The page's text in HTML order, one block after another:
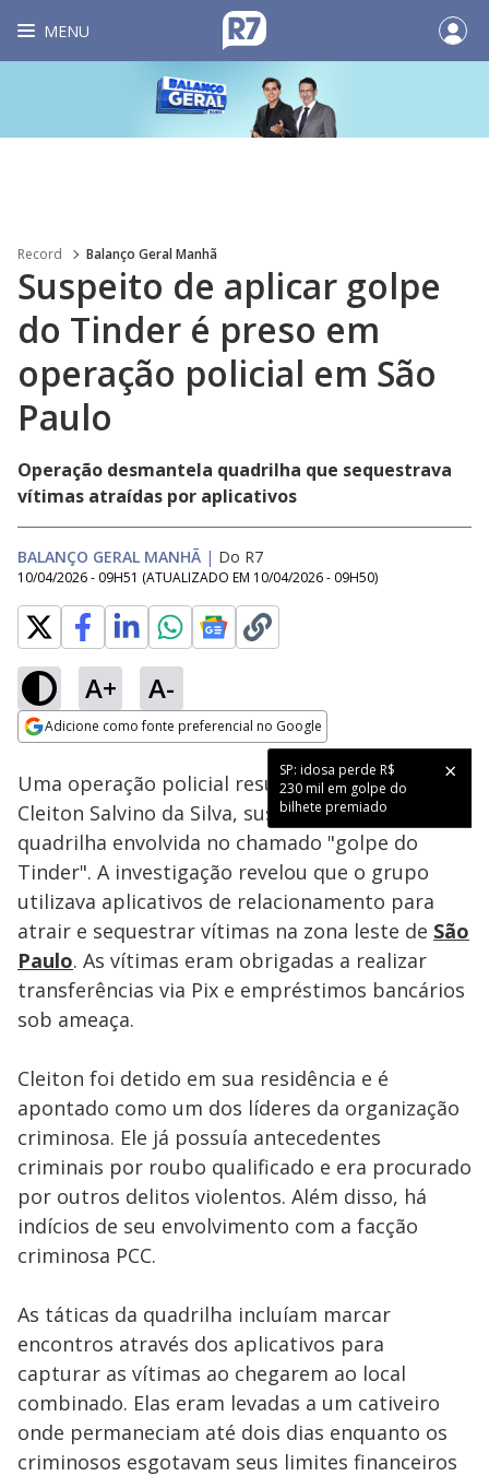
MENU
Record Balanço Geral Manhã
Suspeito de aplicar golpe
do Tinder é preso em
operação policial em São
Paulo
Operação desmantela quadrilha que sequestrava
vítimas atraídas por aplicativos
BALANÇO GERAL MANHÃ | Do R7
10/04/2026 - 09H51 (ATUALIZADO EM 10/04/2026 - 09H50)
A+ A-
Adicione como fonte preferencial no Google
SP: idosa perde R$
230 mil em golpe do
bilhete premiado
Ativar
:
38.93%
Uma operação policial resultou na prisão de
Cleiton Salvino da Silva, suspeito de liderar uma
quadrilha envolvida no chamado "golpe do
Tinder". A investigação revelou que o grupo
utilizava aplicativos de relacionamento para
atrair e sequestrar vítimas na zona leste de São
Paulo. As vítimas eram obrigadas a realizar
transferências via Pix e empréstimos bancários
sob ameaça.
Cleiton foi detido em sua residência e é
apontado como um dos líderes da organização
criminosa. Ele já possuía antecedentes
criminais por roubo qualificado e era procurado
por outros delitos violentos. Além disso, há
indícios de seu envolvimento com a facção
criminosa PCC.
As táticas da quadrilha incluíam marcar
encontros através dos aplicativos para
capturar as vítimas ao chegarem ao local
combinado. Elas eram levadas a um cativeiro
onde permaneciam até dois dias enquanto os
criminosos esgotavam seus limites financeiros